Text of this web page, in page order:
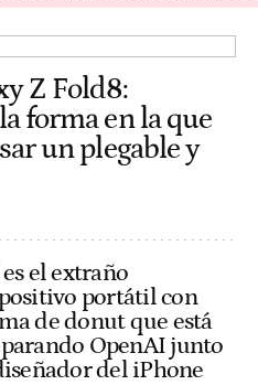
Z Fold8:
forma en la que
un plegable y
el extraño
portátil con
de donut que está
OpenAI junto
del iPhone